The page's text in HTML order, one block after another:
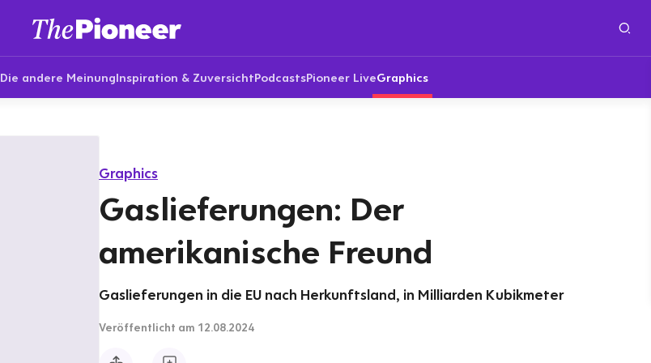
Die andere MeinungInspiration & ZuversichtPodcastsPioneer LiveGraphics
Graphics
Gaslieferungen: Der
amerikanische Freund
Gaslieferungen in die EU nach Herkunftsland, in Milliarden Kubikmeter
Veröffentlicht am 12.08.2024